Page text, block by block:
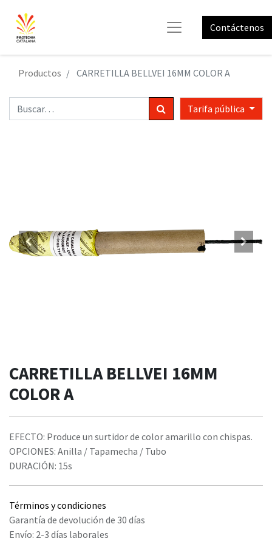
Contáctenos
Productos CARRETILLA BELLVEI 16MM COLOR A
Tarifa pública
CARRETILLA BELLVEI 16MM
COLOR A
EFECTO: Produce un surtidor de color amarillo con chispas.
OPCIONES: Anilla / Tapamecha / Tubo
DURACIÓN: 15s
Términos y condiciones
Garantía de devolución de 30 días
Envío: 2-3 días laborales